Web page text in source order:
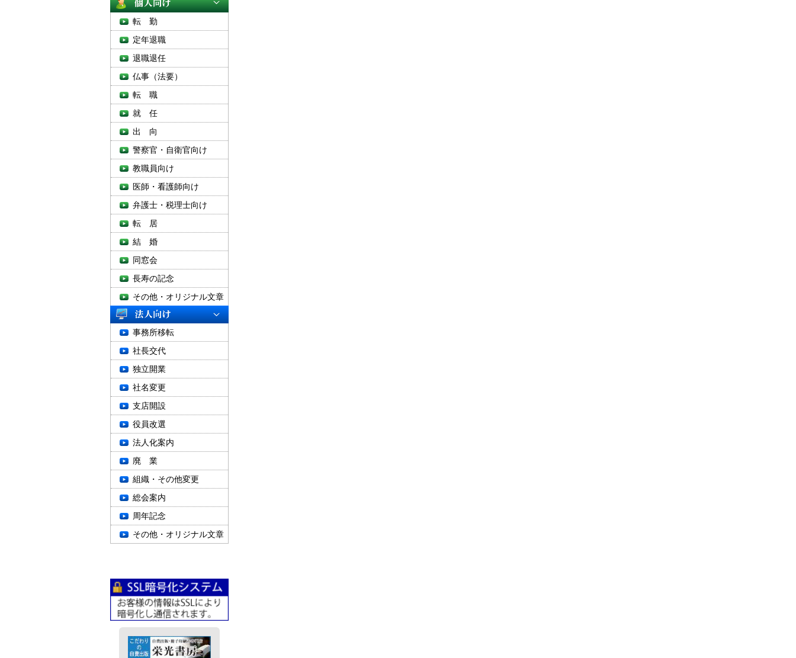
転 勤
定年退職
退職退任
仏事（法要）
転 職
就 任
出 向
警察官・自衛官向け
教職員向け
医師・看護師向け
弁護士・税理士向け
転 居
結 婚
同窓会
長寿の記念
その他・オリジナル文章
事務所移転
社長交代
独立開業
社名変更
支店開設
役員改選
法人化案内
廃 業
組織・その他変更
総会案内
周年記念
その他・オリジナル文章